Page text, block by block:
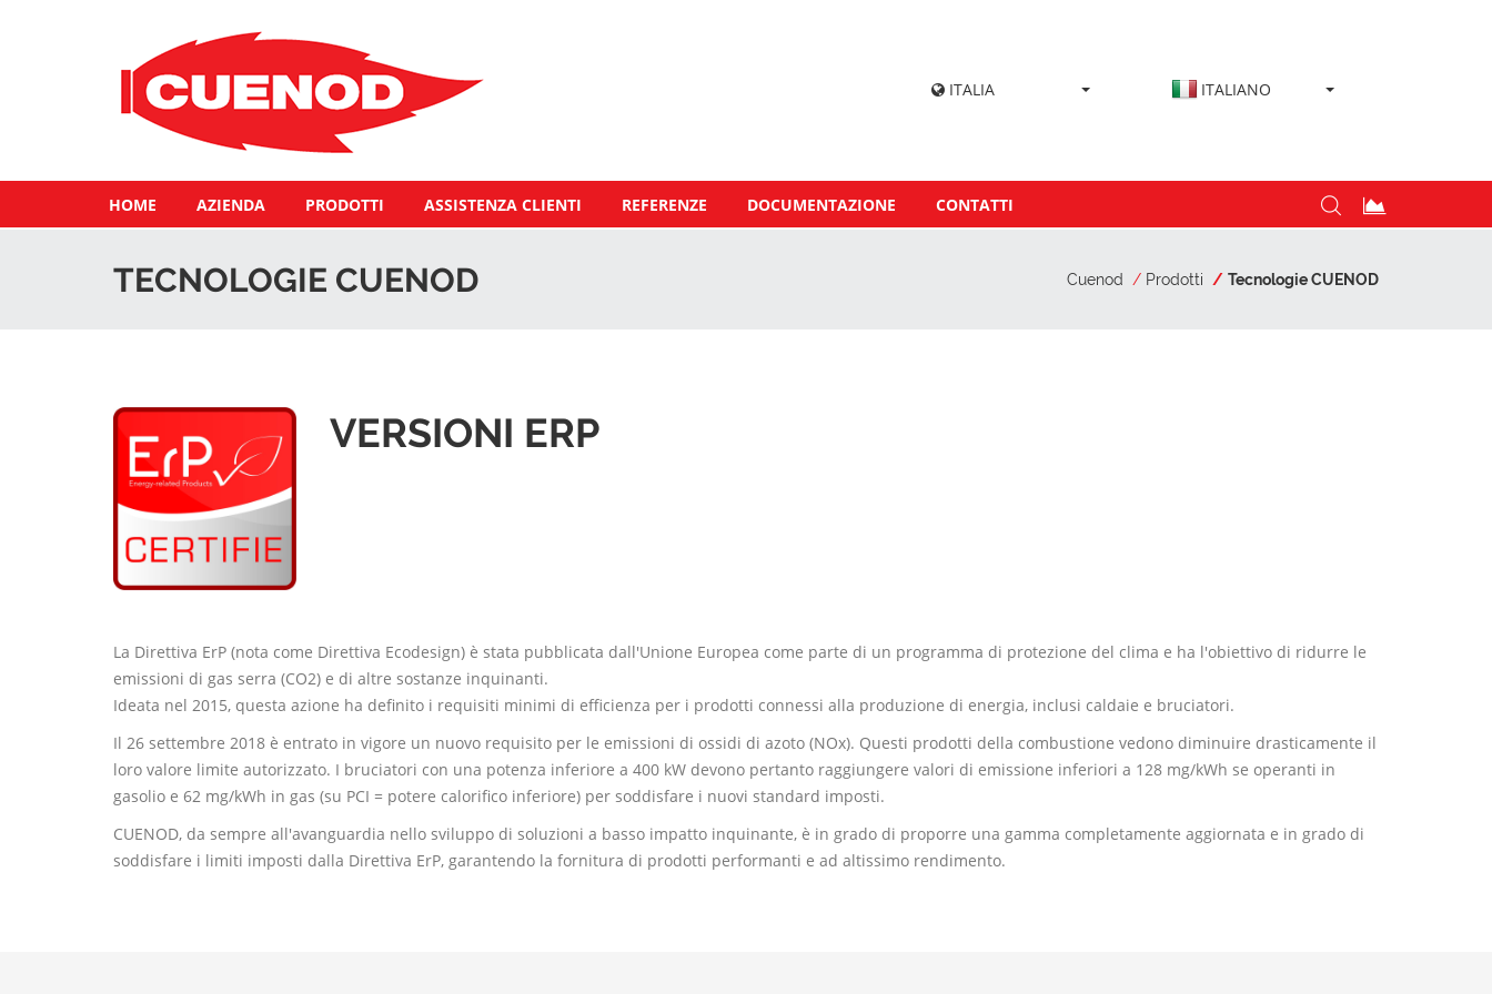
ITALIA ITALIANO
HOME AZIENDA PRODOTTI ASSISTENZA CLIENTI REFERENZE DOCUMENTAZIONE CONTATTI
TECNOLOGIE CUENOD Cuenod Prodotti Tecnologie CUENOD
VERSIONI ERP
La Direttiva ErP (nota come Direttiva Ecodesign) è stata pubblicata dall'Unione Europea come parte di un programma di protezione del clima e ha l'obiettivo di ridurre le
emissioni di gas serra (CO2) e di altre sostanze inquinanti.
Ideata nel 2015, questa azione ha definito i requisiti minimi di efficienza per i prodotti connessi alla produzione di energia, inclusi caldaie e bruciatori.
Il 26 settembre 2018 è entrato in vigore un nuovo requisito per le emissioni di ossidi di azoto (NOx). Questi prodotti della combustione vedono diminuire drasticamente il
loro valore limite autorizzato. I bruciatori con una potenza inferiore a 400 kW devono pertanto raggiungere valori di emissione inferiori a 128 mg/kWh se operanti in
gasolio e 62 mg/kWh in gas (su PCI = potere calorifico inferiore) per soddisfare i nuovi standard imposti.
CUENOD, da sempre all'avanguardia nello sviluppo di soluzioni a basso impatto inquinante, è in grado di proporre una gamma completamente aggiornata e in grado di
soddisfare i limiti imposti dalla Direttiva ErP, garantendo la fornitura di prodotti performanti e ad altissimo rendimento.